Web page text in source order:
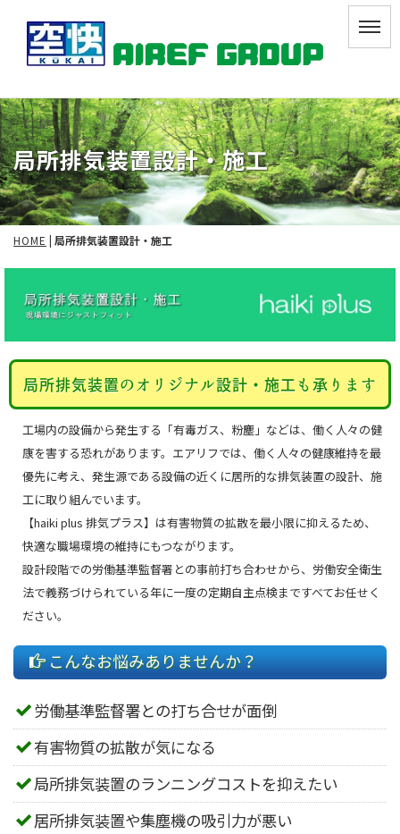
局所排気装置設計・施工
HOME | 局所排気装置設計・施工
局所排気装置のオリジナル設計・施工も承ります
工場内の設備から発生する「有毒ガス、粉塵」などは、働く人々の健
康を害する恐れがあります。エアリフでは、働く人々の健康維持を最
優先に考え、発生源である設備の近くに居所的な排気装置の設計、施
工に取り組んでいます。
【haiki plus 排気プラス】は有害物質の拡散を最小限に抑えるため、
快適な職場環境の維持にもつながります。
設計段階での労働基準監督署との事前打ち合わせから、労働安全衛生
法で義務づけられている年に一度の定期自主点検まですべてお任せく
ださい。
こんなお悩みありませんか？
労働基準監督署との打ち合せが面倒
有害物質の拡散が気になる
局所排気装置のランニングコストを抑えたい
居所排気装置や集塵機の吸引力が悪い